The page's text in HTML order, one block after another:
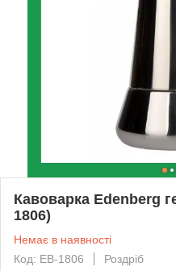
Кавоварка Edenberg
1806)
Немає в наявності
Код: EB-1806
Роздріб